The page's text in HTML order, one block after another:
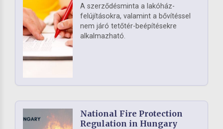
A szerződésminta a lakóház-
felújításokra, valamint a bővítéssel
nem járó tetőtér-beépítésekre
alkalmazható.
National Fire Protection
Regulation in Hungary